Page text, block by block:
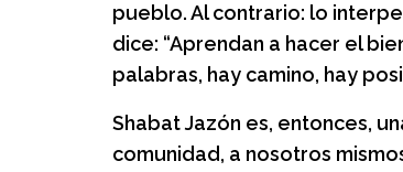
pueblo. Al contrario: lo
dice: “Aprendan a hacer el
palabras, hay camino, hay
Shabat Jazón es, entonces,
comunidad, a nosotros